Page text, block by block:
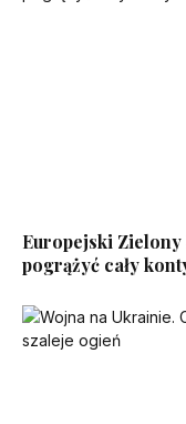
Europejski Zielony
pogrążyć cały